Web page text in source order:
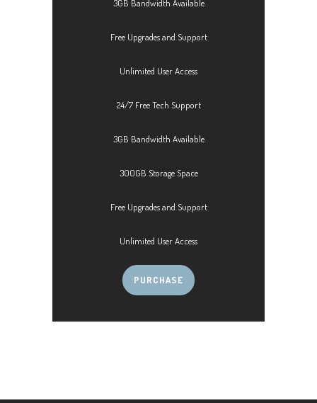
3GB Bandwidth Available
Free Upgrades and Support
Unlimited User Access
24/7 Free Tech Support
3GB Bandwidth Available
300GB Storage Space
Free Upgrades and Support
Unlimited User Access
PURCHASE